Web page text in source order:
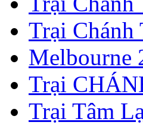
Trại Chánh
Melbourne
Trại
Trại Tâm